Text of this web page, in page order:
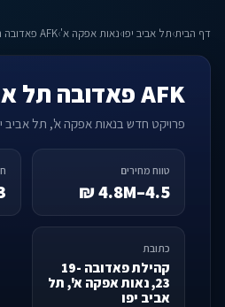
דף הבית›תל אביב יפו›נאות אפקה א'›AFK פאדובה תל אביב
AFK פאדובה תל אביב
פרויקט חדש בנאות אפקה א', תל אביב יפו
טווח מחירים
4.5–4.8M ₪
כתובת
קהילת פאדובה 19-
23, נאות אפקה א', תל
אביב יפו